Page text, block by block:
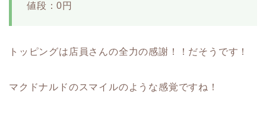
値段：0円
トッピングは店員さんの全力の感謝！！だそうです！
マクドナルドのスマイルのような感覚ですね！